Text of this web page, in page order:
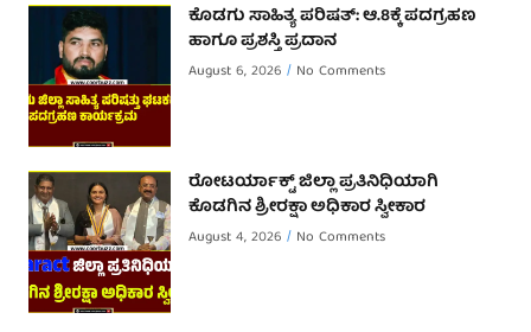
ಕೊಡಗು ಸಾಹಿತ್ಯ ಪರಿಷತ್: ಆ.8ಕ್ಕೆ ಪದಗ್ರಹಣ
ಹಾಗೂ ಪ್ರಶಸ್ತಿ ಪ್ರದಾನ
August 6, 2026 No Comments
ರೋಟರ್ಯಾಕ್ಟ್ ಜಿಲ್ಲಾ ಪ್ರತಿನಿಧಿಯಾಗಿ
ಕೊಡಗಿನ ಶ್ರೀರಕ್ಷಾ ಅಧಿಕಾರ ಸ್ವೀಕಾರ
August 4, 2026 No Comments